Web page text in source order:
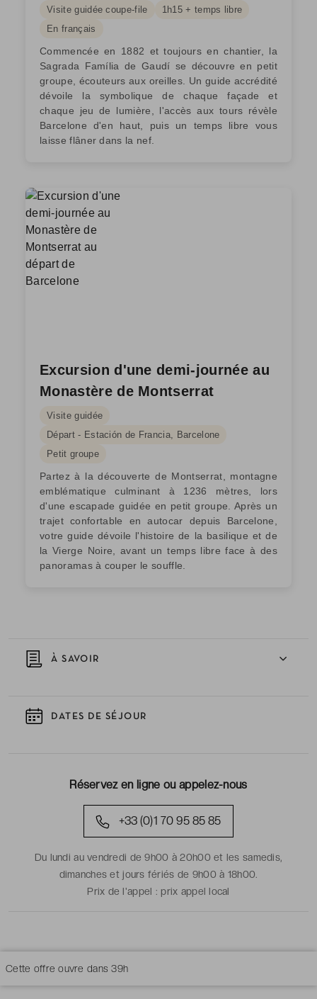
À SAVOIR
DATES DE SÉJOUR
Réservez en ligne ou appelez-nous
+33 (0)1 70 95 85 85
Du lundi au vendredi de 9h00 à 20h00 et les samedis,
dimanches et jours fériés de 9h00 à 18h00.
Prix de l'appel :prix appel local
Visite guidée coupe-file
1h15 + temps libre
En français
Commencée en 1882 et toujours en chantier, la
Sagrada Família de Gaudí se découvre en petit
groupe, écouteurs aux oreilles. Un guide accrédité
dévoile la symbolique de chaque façade et
chaque jeu de lumière, l'accès aux tours révèle
Barcelone d'en haut, puis un temps libre vous
laisse flâner dans la nef.
Excursion d'une demi-journée au
Monastère de Montserrat
Visite guidée
Départ - Estación de Francia, Barcelone
Petit groupe
Partez à la découverte de Montserrat, montagne
emblématique culminant à 1236 mètres, lors
d'une escapade guidée en petit groupe. Après un
trajet confortable en autocar depuis Barcelone,
votre guide dévoile l'histoire de la basilique et de
la Vierge Noire, avant un temps libre face à des
panoramas à couper le souffle.
Cette offre ouvre dans39h